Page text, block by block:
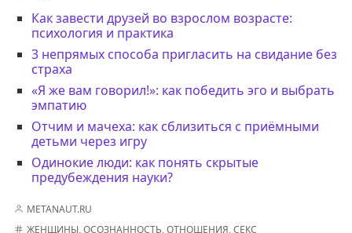
Как завести друзей во взрослом возрасте:
психология и практика
3 непрямых способа пригласить на свидание без
страха
«Я же вам говорил!»: как победить эго и выбрать
эмпатию
Отчим и мачеха: как сблизиться с приёмными
детьми через игру
Одинокие люди: как понять скрытые
предубеждения науки?
METANAUT.RU
ЖЕНЩИНЫ,ОСОЗНАННОСТЬ,ОТНОШЕНИЯ,СЕКС